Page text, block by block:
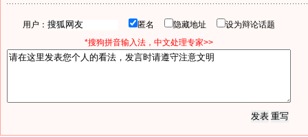
用户： 匿名 隐藏地址
设为辩论话题
*搜狗拼音输入法，中文处理专家>>